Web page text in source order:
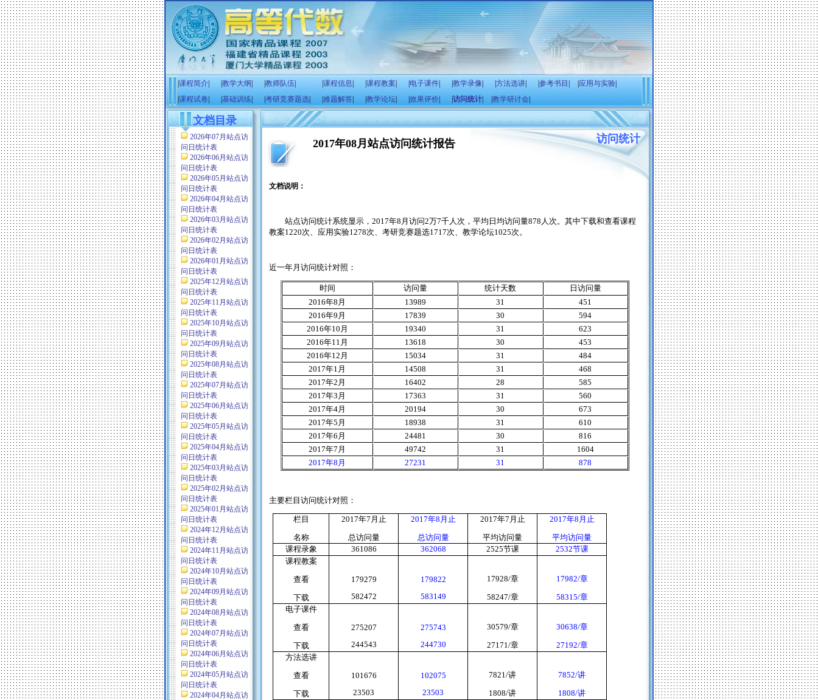
课程简介 教学大纲 教师队伍 课程信息 课程教案 电子课件 教学录像 方法选讲 参考书目 应用与实验
课程试卷 基础训练 考研竞赛题选 难题解答 教学论坛 效果评价 访问统计 教学研讨会
文档目录
2026年07月站点访
问日统计表
2026年06月站点访
问日统计表
2026年05月站点访
问日统计表
2026年04月站点访
问日统计表
2026年03月站点访
问日统计表
2026年02月站点访
问日统计表
2026年01月站点访
问日统计表
2025年12月站点访
问日统计表
2025年11月站点访
问日统计表
2025年10月站点访
问日统计表
2025年09月站点访
问日统计表
2025年08月站点访
问日统计表
2025年07月站点访
问日统计表
2025年06月站点访
问日统计表
2025年05月站点访
问日统计表
2025年04月站点访
问日统计表
2025年03月站点访
问日统计表
2025年02月站点访
问日统计表
2025年01月站点访
问日统计表
2024年12月站点访
问日统计表
2024年11月站点访
问日统计表
2024年10月站点访
问日统计表
2024年09月站点访
问日统计表
2024年08月站点访
问日统计表
2024年07月站点访
问日统计表
2024年06月站点访
问日统计表
2024年05月站点访
问日统计表
2024年04月站点访
2017年08月站点访问统计报告 访问统计
文档说明：
站点访问统计系统显示， 2017年8 月访问2万7千人次，平均日均访问量878 人次。其中下载和查看课程
教案1220次、应用实验1278次、考研竞赛题选1717次、教学论坛1025次。
近一年月访问统计对照：
时间 访问量 统计天数
日访问量
2016年8 月 13989 31
451
2016年9 月 17839 30
594
2016年10 月 19340 31
623
2016年11 月 13618 30
453
2016年12 月 15034 31
484
2017年1 月 14508 31
468
2017年2 月 16402 28
585
2017年3 月 17363 31
560
2017年4月 20194 30
673
2017年5 月 18938 31
610
2017年6 月 24481 30
816
2017年7 月 49742 31
1604
2017年8 月 27231 31 878
主要栏目访问统计对照：
栏目
名称
2017年7 月止
总访问量
2017年8 月止
总访问量
2017年7 月止
平均访问量
2017年8 月止
平均访问量
课程录象
361086 362068 2525节课 2532节课
课程教案
查看
下载
179279
582472
179822
583149
17928/章
58247/章
17982/章
58315/章
电子课件
查看
下载
275207
244543
275743
244730
30579/章
27171/章
30638/章
27192/章
方法选讲
查看
下载
101676
23503
102075
23503
7821/讲
1808/讲
7852/讲
1808/讲